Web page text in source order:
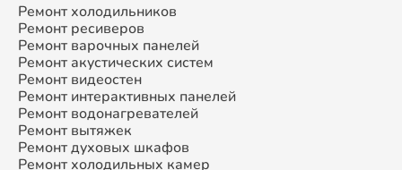
Ремонт холодильников
Ремонт ресиверов
Ремонт варочных панелей
Ремонт акустических систем
Ремонт видеостен
Ремонт интерактивных панелей
Ремонт водонагревателей
Ремонт вытяжек
Ремонт духовых шкафов
Ремонт холодильных камер